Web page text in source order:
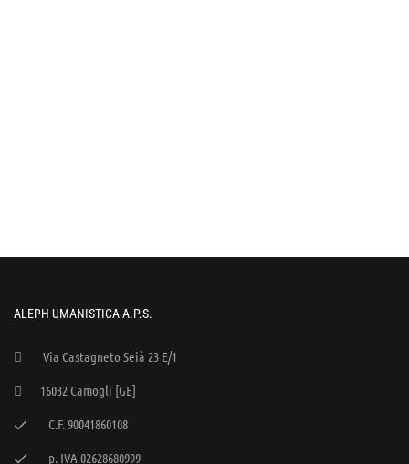
ALEPH UMANISTICA A.P.S.
Via Castagneto Seià 23 E/1
16032 Camogli [GE]
C.F. 90041860108
p. IVA 02628680999